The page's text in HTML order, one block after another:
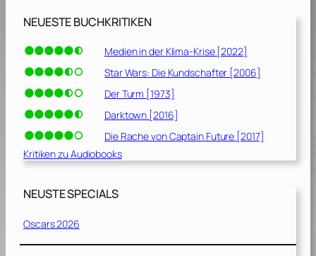
NEUESTE BUCHKRITIKEN
Medien in der Klima-Krise [2022]
Star Wars: Die Kundschafter [2006]
Der Turm [1973]
Darktown [2016]
Die Rache von Captain Future [2017]
Kritiken zu Audiobooks
NEUSTE SPECIALS
Oscars 2026